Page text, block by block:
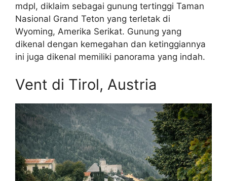
mdpl, diklaim sebagai gunung tertinggi Taman
Nasional Grand Teton yang terletak di
Wyoming, Amerika Serikat. Gunung yang
dikenal dengan kemegahan dan ketinggiannya
ini juga dikenal memiliki panorama yang indah.
Vent di Tirol, Austria